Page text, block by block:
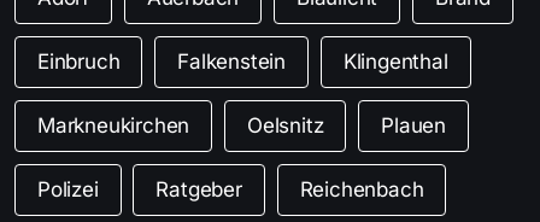
Einbruch Falkenstein Klingenthal
Markneukirchen Oelsnitz Plauen
Polizei Ratgeber Reichenbach